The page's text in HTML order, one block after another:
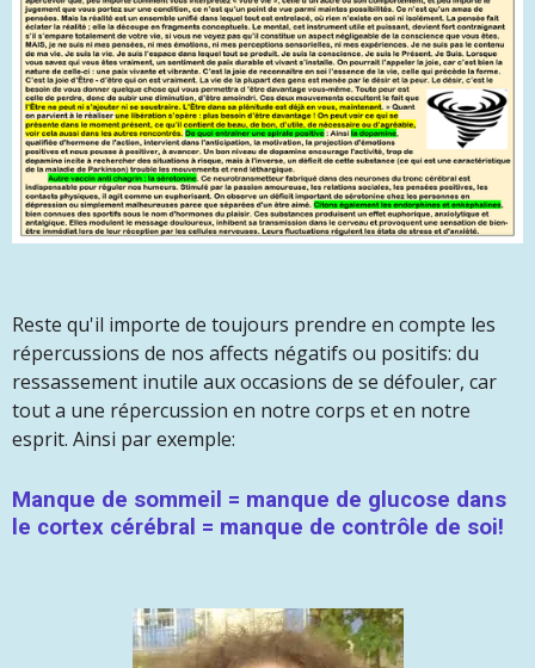
Reste qu'il importe de toujours prendre en compte les
répercussions de nos affects négatifs ou positifs: du
ressassement inutile aux occasions de se défouler, car
tout a une répercussion en notre corps et en notre
esprit. Ainsi par exemple:
Manque de sommeil = manque de glucose dans
le cortex cérébral = manque de contrôle de soi!